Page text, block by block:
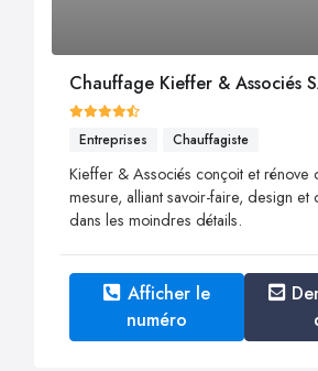
Chauffage Kieffer & Associés
Entreprises Chauffagiste
Kieffer & Associés conçoit et rénove
mesure, alliant savoir-faire, design et
dans les moindres détails.
Afficher le
numéro